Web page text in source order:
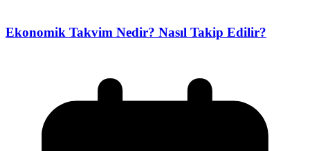
Ekonomik Takvim Nedir? Nasıl Takip Edilir?